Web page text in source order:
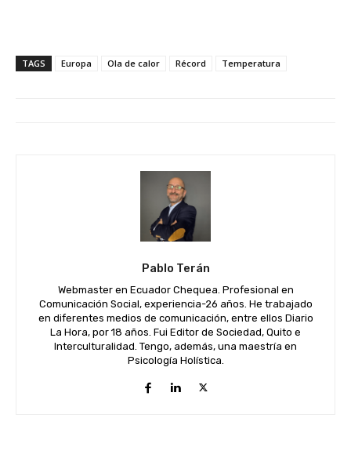
TAGS Europa Ola de calor Récord Temperatura
Pablo Terán
Webmaster en Ecuador Chequea. Profesional en
Comunicación Social, experiencia-26 años. He trabajado
en diferentes medios de comunicación, entre ellos Diario
La Hora, por 18 años. Fui Editor de Sociedad, Quito e
Interculturalidad. Tengo, además, una maestría en
Psicología Holística.